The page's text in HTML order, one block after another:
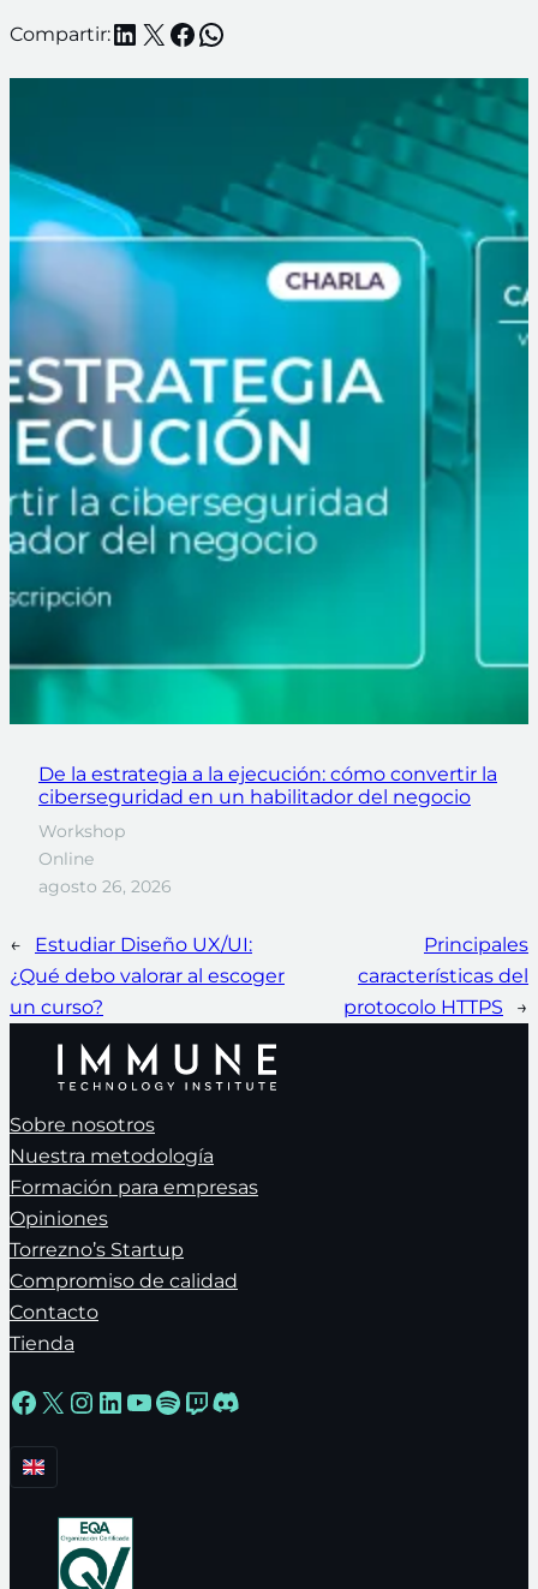
Compartir:LinkedIn
X Facebook
WhatsApp
De la estrategia a la ejecución: cómo convertir la
ciberseguridad en un habilitador del negocio
Workshop
Online
agosto 26, 2026
←
Estudiar Diseño UX/UI:
¿Qué debo valorar al escoger
un curso?
Principales
características del
protocolo HTTPS
→
Sobre nosotros
Nuestra metodología
Formación para empresas
Opiniones
Torrezno’s Startup
Compromiso de calidad
Contacto
Tienda
Facebook
X Instagram
LinkedIn
YouTube
Spotify
Twitch
Discord